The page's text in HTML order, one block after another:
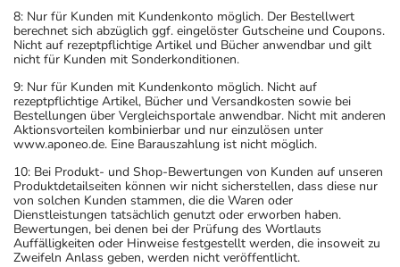
8: Nur für Kunden mit Kundenkonto möglich. Der Bestellwert
berechnet sich abzüglich ggf. eingelöster Gutscheine und Coupons.
Nicht auf rezeptpflichtige Artikel und Bücher anwendbar und gilt
nicht für Kunden mit Sonderkonditionen.
9: Nur für Kunden mit Kundenkonto möglich. Nicht auf
rezeptpflichtige Artikel, Bücher und Versandkosten sowie bei
Bestellungen über Vergleichsportale anwendbar. Nicht mit anderen
Aktionsvorteilen kombinierbar und nur einzulösen unter
www.aponeo.de. Eine Barauszahlung ist nicht möglich.
10: Bei Produkt- und Shop-Bewertungen von Kunden auf unseren
Produktdetailseiten können wir nicht sicherstellen, dass diese nur
von solchen Kunden stammen, die die Waren oder
Dienstleistungen tatsächlich genutzt oder erworben haben.
Bewertungen, bei denen bei der Prüfung des Wortlauts
Auffälligkeiten oder Hinweise festgestellt werden, die insoweit zu
Zweifeln Anlass geben, werden nicht veröffentlicht.